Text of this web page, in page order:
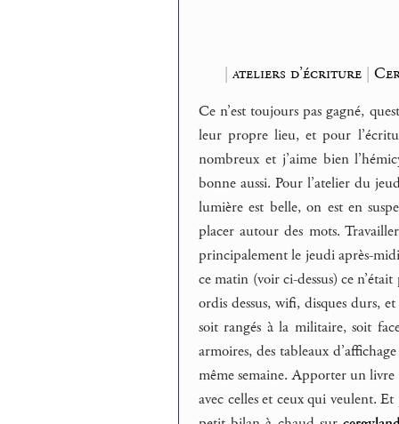
|ateliers d’écriture|
Ce n’est toujours pas gagné,
leur propre lieu, et pour
nombreux et j’aime bien
bonne aussi. Pour l’atelier du
lumière est belle, on est en
placer autour des mots.
principalement le jeudi après-
ce matin (voir ci-dessus) ce
ordis dessus, wifi, disques durs,
soit rangés à la militaire, soit
armoires, des tableaux
même semaine. Apporter un livre
avec celles et ceux qui veulent.